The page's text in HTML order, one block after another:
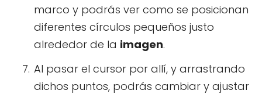
marco y podrás ver como se posicionan
diferentes círculos pequeños justo
alrededor de la imagen.
Al pasar el cursor por allí, y arrastrando
dichos puntos, podrás cambiar y ajustar